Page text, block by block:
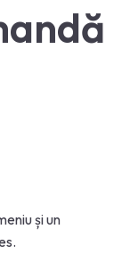
și un